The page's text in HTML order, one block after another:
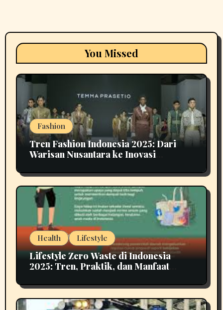
You Missed
Fashion
Tren Fashion Indonesia 2025: Dari
Warisan Nusantara ke Inovasi
Health Lifestyle
Lifestyle Zero Waste di Indonesia
2025: Tren, Praktik, dan Manfaat